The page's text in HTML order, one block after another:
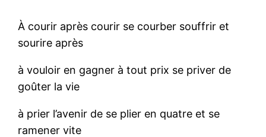
À courir après courir se courber souffrir et
sourire après
à vouloir en gagner à tout prix se priver de
goûter la vie
à prier l’avenir de se plier en quatre et se
ramener vite